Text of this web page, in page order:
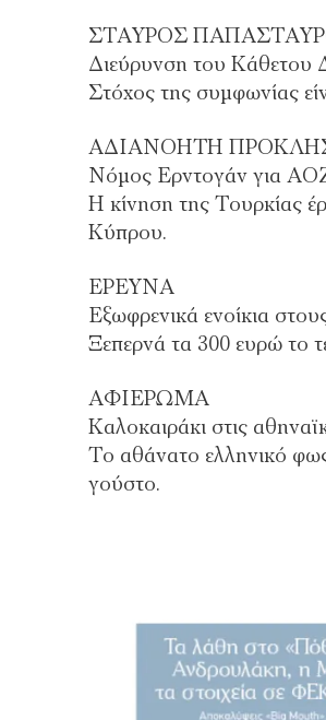
ΣΤΑΥΡΟΣ
Διεύρυνση του Κάθετου
Στόχος της συμφωνίας
ΑΔΙΑΝΟΗΤΗ
Νόμος Ερντογάν για ΑΟΖ
Η κίνηση της Τουρκίας
Κύπρου.
ΕΡΕΥΝΑ
Εξωφρενικά ενοίκια
Ξεπερνά τα 300 ευρώ το
ΑΦΙΕΡΩΜΑ
Καλοκαιράκι στις
Το αθάνατο ελληνικό
γούστο.